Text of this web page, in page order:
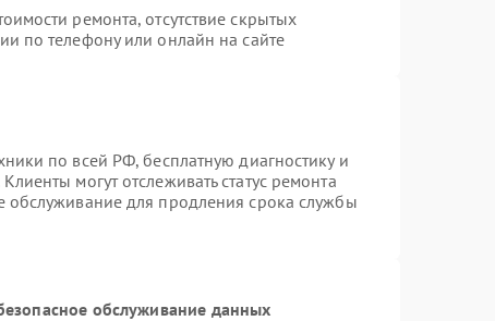
ремонта, отсутствие скрытых
по телефону или онлайн на сайте
по всей РФ, бесплатную диагностику и
могут отслеживать статус ремонта
обслуживание для продления срока службы
обслуживание данных